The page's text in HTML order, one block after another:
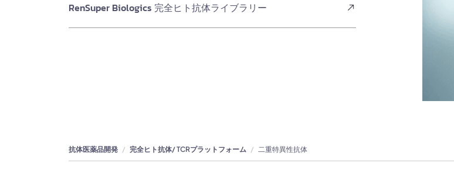
RenSuper Biologics 完全ヒト抗体ライブラリー
抗体医薬品開発 完全ヒト抗体/ TCRプラットフォーム 二重特異性抗体